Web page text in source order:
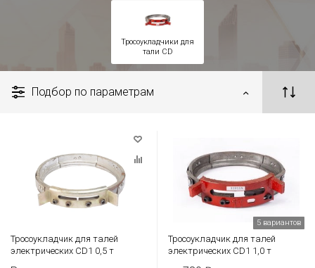
Тросоукладчики для
тали CD
Подбор по параметрам
Тросоукладчик для талей
электрических CD1 0,5 т
5 вариантов
Тросоукладчик для талей
электрических CD1 1,0 т